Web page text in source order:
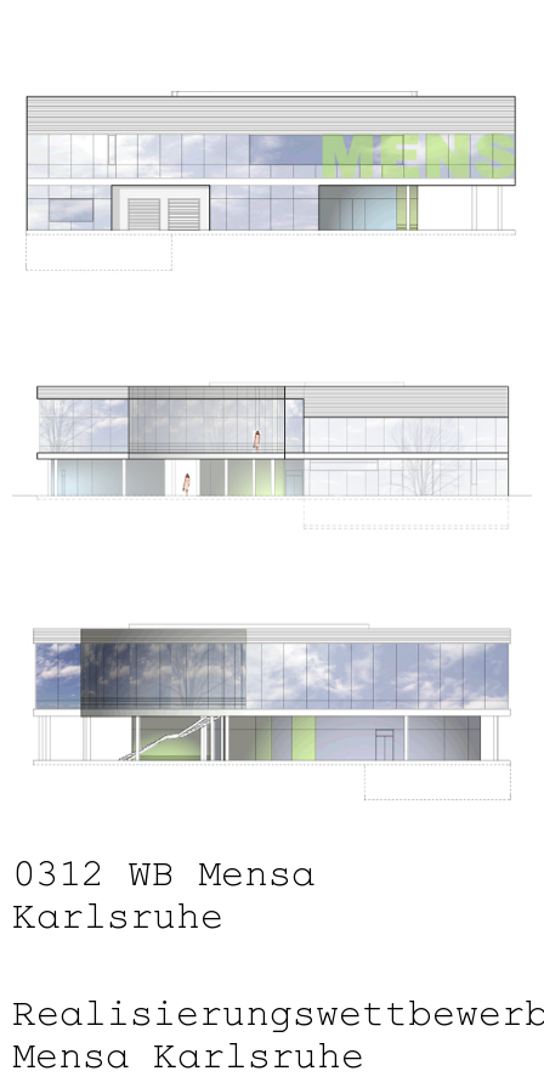
0312
WB Mensa
Karlsruhe
Mensa Karlsruhe